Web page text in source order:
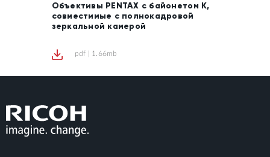
Объективы PENTAX с байонетом К,
совместимые с полнокадровой
зеркальной камерой
pdf | 1.66mb